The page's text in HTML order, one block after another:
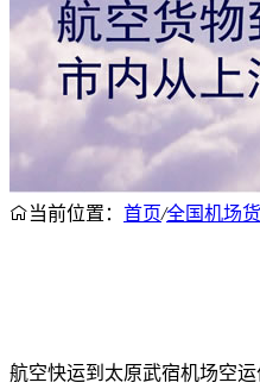
当前位置： 首页/全国机场
航空快运到太原武宿机场空